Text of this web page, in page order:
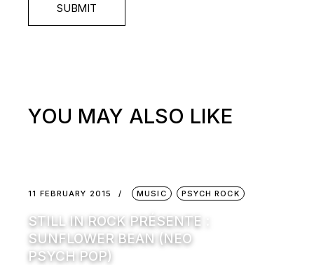
SUBMIT
YOU MAY ALSO LIKE
11 FEBRUARY 2015 MUSIC PSYCH ROCK
STILL IN ROCK PRÉSENTE :
SUNFLOWER BEAN (NEO
PSYCH POP)